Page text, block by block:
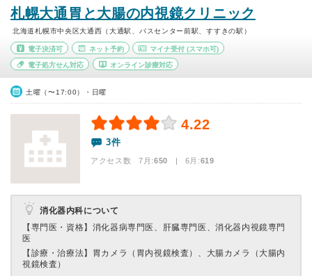
札幌大通胃と大腸の内視鏡クリニック
北海道札幌市中央区大通西（大通駅、バスセンター前駅、すすきの駅）
電子決済可 ネット予約 マイナ受付 (スマホ可)
電子処方せん対応 オンライン診療対応
土曜（〜17:00）・日曜
4.22
3件
アクセス数 7月:650 | 6月:619
消化器内科について
【専門医・資格】 消化器病専門医、肝臓専門医、消化器内視鏡専門
医
【診療・治療法】 胃カメラ（胃内視鏡検査）、大腸カメラ（大腸内
視鏡検査）